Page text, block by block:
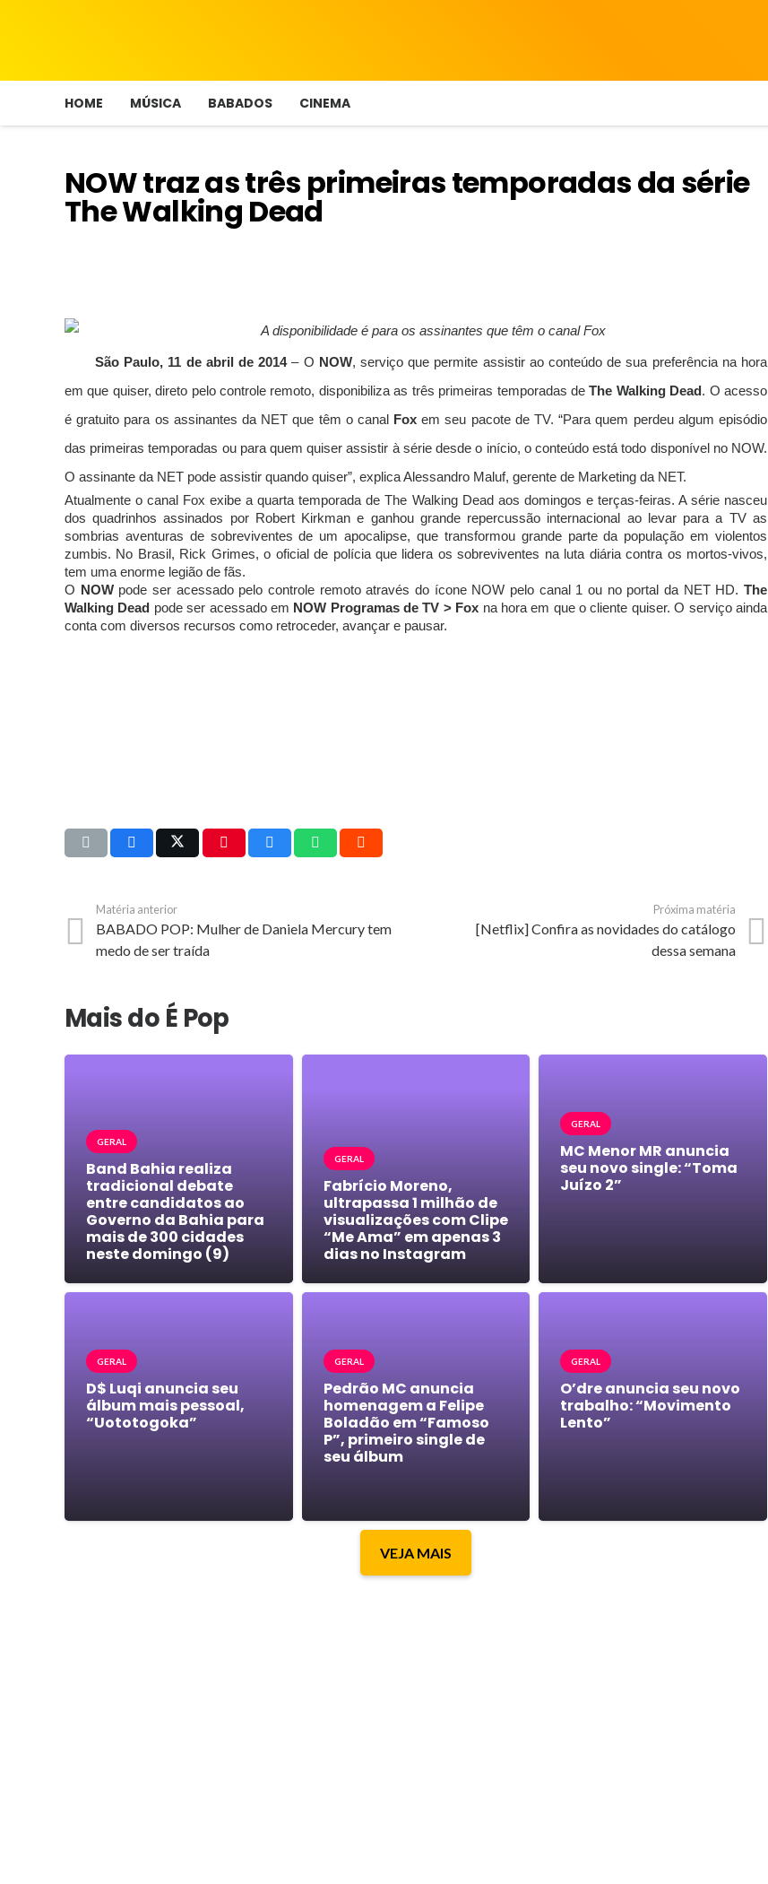
HOME MÚSICA BABADOS CINEMA
NOW traz as três primeiras temporadas da série
The Walking Dead
A disponibilidade é para os assinantes que têm o canal Fox
São Paulo, 11 de abril de 2014– O NOW, serviço que permite assistir ao conteúdo de sua preferência na hora
em que quiser, direto pelo controle remoto, disponibiliza as três primeiras temporadas deThe Walking Dead . O acesso
é gratuito para os assinantes da NET que têm o canal
Fox em seu pacote de TV. “Para quem perdeu algum episódio
das primeiras temporadas ou para quem quiser assistir à série desde o início, o conteúdo está todo disponível no NOW.
O assinante da NET pode assistir quando quiser”, explica Alessandro Maluf, gerente de Marketing da NET.
Atualmente o canal Fox exibe a quarta temporada de The Walking Dead aos domingos e terças-feiras. A série nasceu
dos quadrinhos assinados por Robert Kirkman e ganhou grande repercussão internacional ao levar para a TV as
sombrias aventuras de sobreviventes de um apocalipse, que transformou grande parte da população em violentos
zumbis. No Brasil, Rick Grimes, o oficial de polícia que lidera os sobreviventes na luta diária contra os mortos-vivos,
tem uma enorme legião de fãs.
O NOWpode ser acessado pelo controle remoto através do ícone NOW pelo canal 1 ou no portal da NET HD. The
Walking Dead pode ser acessado em NOW Programas de TV > Fox na hora em que o cliente quiser. O serviço ainda
conta com diversos recursos como retroceder, avançar e pausar.
Matéria anterior
BABADO POP: Mulher de Daniela Mercury tem
medo de ser traída
Próxima matéria
[Netflix] Confira as novidades do catálogo
dessa semana
Mais do É Pop
GERAL
Band Bahia realiza
tradicional debate
entre candidatos ao
Governo da Bahia para
mais de 300 cidades
neste domingo (9)
GERAL
Fabrício Moreno,
ultrapassa 1 milhão de
visualizações com Clipe
“Me Ama” em apenas 3
dias no Instagram
GERAL
MC Menor MR anuncia
seu novo single: “Toma
Juízo 2”
GERAL
D$ Luqi anuncia seu
álbum mais pessoal,
“Uototogoka”
GERAL
Pedrão MC anuncia
homenagem a Felipe
Boladão em “Famoso
P”, primeiro single de
seu álbum
GERAL
O’dre anuncia seu novo
trabalho: “Movimento
Lento”
VEJA MAIS